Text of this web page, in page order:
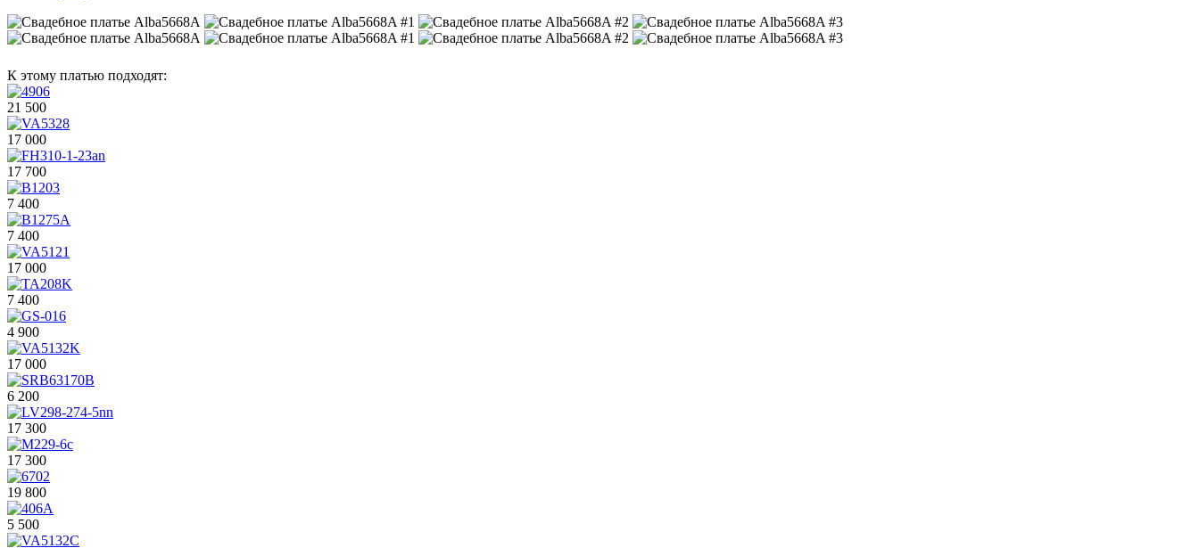
К этому платью подходят:
21 500
17 000
17 700
7 400
7 400
17 000
7 400
4 900
17 000
6 200
17 300
17 300
19 800
5 500